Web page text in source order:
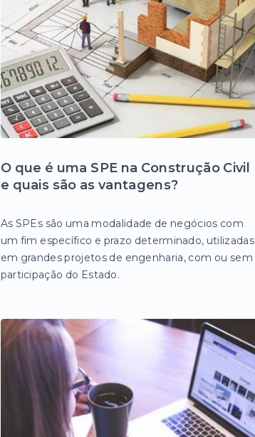
O que é uma SPE na Construção Civil
e quais são as vantagens?
As SPEs são uma modalidade de negócios com
um fim específico e prazo determinado, utilizadas
em grandes projetos de engenharia, com ou sem
participação do Estado.